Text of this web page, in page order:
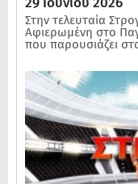
Στην τελευταία
Αφιερωμένη στο
που παρουσιάζει